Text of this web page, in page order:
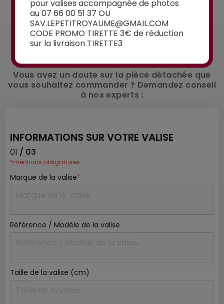
UN CONSEIL ?
Vous avez un doute sur la pièce détachée que
vous souhaitez commander ? Demandez conseil
à nos experts :
INFORMATIONS SUR VOTRE VALISE
01 / 03
*mentions obligatoires
Marque de la valise*
Référence / Modèle de la valise
Taille de la valise (cm)
pour valises accompagnée de photos
au 07 66 00 51 37 OU
SAV.LEPETITROYAUME@GMAIL.COM
CODE PROMO TIRETTE 3€ de réduction
sur la livraison TIRETTE3